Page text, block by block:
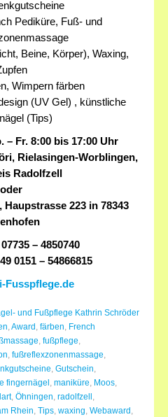
Pediküre, Fuß- und
Beine, Körper), Waxing,
Wimpern färben
(UV Gel) , künstliche
(Tips)
– Fr. 8:00 bis 17:00 Uhr
Rielasingen-Worblingen,
Radolfzell
oder
223 in 78343
– 4850740
0151 – 54866815
Fusspflege.de
und Fußpflege Kathrin Schröder
,Award , färben, French
, fußpflege,
, fußreflexzonenmassage,
, Gutschein,
fingernägel , maniküre, Moos,
, Öhningen, radolfzell ,
Rhein, Tips, waxing, Webaward ,